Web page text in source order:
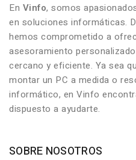
En Vinfo, somos
en soluciones informáticas.
hemos comprometido a
asesoramiento
cercano y eficiente. Ya sea
montar un PC a medida o
informático, en Vinfo
dispuesto a ayudarte.
SOBRE NOSOTROS